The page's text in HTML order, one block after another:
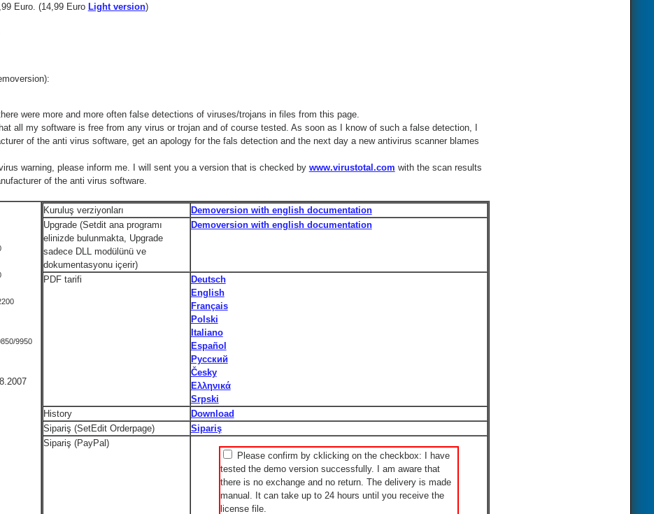
Euro. (14,99 Euro Light version)
were more and more often false detections of viruses/trojans in files from this page.
all my software is free from any virus or trojan and of course tested. As soon as I know of such a false detection, I
of the anti virus software, get an apology for the fals detection and the next day a new antivirus scanner blames
warning, please inform me. I will sent you a version that is checked by www.virustotal.com with the scan results
of the anti virus software.
9950
Kuruluş verziyonları
Demoversion with english documentation
Upgrade (Setdit ana programı
elinizde bulunmakta, Upgrade
sadece DLL modülünü ve
dokumentasyonu içerir)
Demoversion with english documentation
PDF tarifi
Deutsch
English
Français
Polski
Italiano
Español
Русский
Česky
Ελληνικά
Srpski
History
Download
Sipariş (SetEdit Orderpage)
Sipariş
Sipariş (PayPal)
Please confirm by cklicking on the checkbox: I have
tested the demo version successfully. I am aware that
there is no exchange and no return. The delivery is made
manual. It can take up to 24 hours until you receive the
license file.